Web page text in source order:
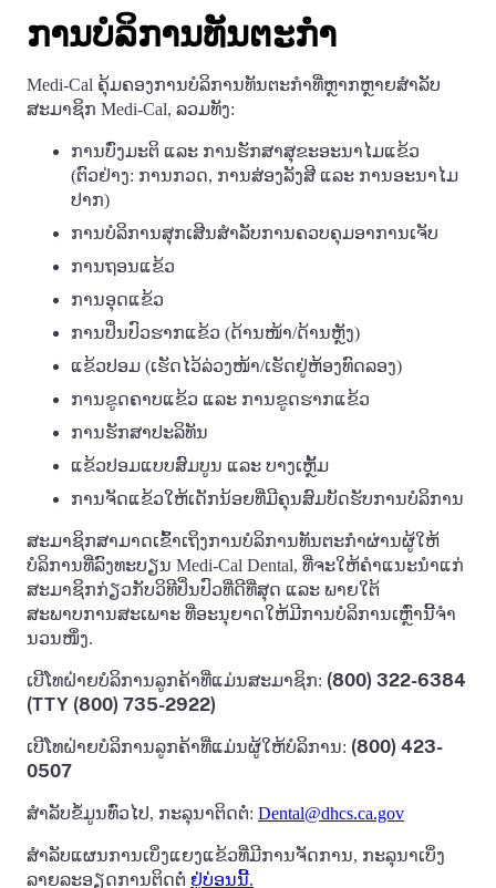
ການບໍລິການທັນຕະກໍາ
Medi-Cal ຄຸ້ມຄອງການບໍລິການທັນຕະກໍາທີ່ຫຼາກຫຼາຍສໍາລັບ
ສະມາຊິກ Medi-Cal, ລວມທັງ:
ການບົ່ງມະຕິ ແລະ ການຮັກສາສຸຂະອະນາໄມແຂ້ວ
(ຕົວຢ່າງ: ການກວດ, ການສ່ອງລັງສີ ແລະ ການອະນາໄມ
ປາກ)
ການບໍລິການສຸກເສີນສໍາລັບການຄວບຄຸມອາການເຈັບ
ການຖອນແຂ້ວ
ການອຸດແຂ້ວ
ການປິ່ນປົວຮາກແຂ້ວ (ດ້ານໜ້າ/ດ້ານຫຼັງ)
ແຂ້ວປອມ (ເຮັດໄວ້ລ່ວງໜ້າ/ເຮັດຢູ່ຫ້ອງທົດລອງ)
ການຂູດຄາບແຂ້ວ ແລະ ການຂູດຮາກແຂ້ວ
ການຮັກສາປະລິທັນ
ແຂ້ວປອມແບບສົມບູນ ແລະ ບາງເຫຼັ້ມ
ການຈັດແຂ້ວໃຫ້ເດັກນ້ອຍທີ່ມີຄຸນສົມບັດຮັບການບໍລິການ
ສະມາຊິກສາມາດເຂົ້າເຖິງການບໍລິການທັນຕະກໍາຜ່ານຜູ້ໃຫ້
ບໍລິການທີ່ລົງທະບຽນ Medi-Cal Dental, ທີ່ຈະໃຫ້ຄໍາແນະນໍາແກ່
ສະມາຊິກກ່ຽວກັບວິທີປິ່ນປົວທີ່ດີທີ່ສຸດ ແລະ ພາຍໃຕ້
ສະພາບການສະເພາະ ທີ່ອະນຸຍາດໃຫ້ມີການບໍລິການເຫຼົ່ານີ້ຈໍາ
ນວນໜຶ່ງ.
ເບີໂທຝ່າຍບໍລິການລູກຄ້າທີ່ແມ່ນສະມາຊິກ: (800) 322-6384
(TTY (800) 735-2922)
ເບີໂທຝ່າຍບໍລິການລູກຄ້າທີ່ແມ່ນຜູ້ໃຫ້ບໍລິການ: (800) 423-
0507
ສໍາລັບຂໍ້ມູນທົ່ວໄປ, ກະລຸນາຕິດຕໍ່: Dental@dhcs.ca.gov
ສໍາລັບແຜນການເບິ່ງແຍງແຂ້ວທີ່ມີການຈັດການ, ກະລຸນາເບິ່ງ
ລາຍລະອຽດການຕິດຕໍ່ ຢູ່ບ່ອນນີ້.